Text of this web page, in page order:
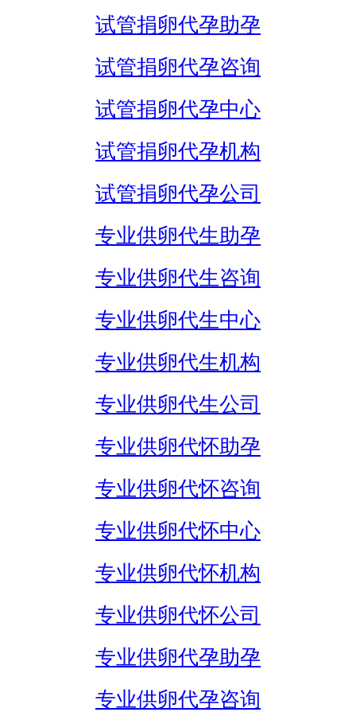
试管捐卵代孕助孕
试管捐卵代孕咨询
试管捐卵代孕中心
试管捐卵代孕机构
试管捐卵代孕公司
专业供卵代生助孕
专业供卵代生咨询
专业供卵代生中心
专业供卵代生机构
专业供卵代生公司
专业供卵代怀助孕
专业供卵代怀咨询
专业供卵代怀中心
专业供卵代怀机构
专业供卵代怀公司
专业供卵代孕助孕
专业供卵代孕咨询